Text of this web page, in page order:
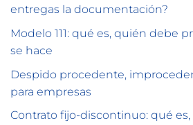
entregas la documentación?
Modelo 111: qué es, quién debe
se hace
Despido procedente,
para empresas
Contrato fijo-discontinuo: qué